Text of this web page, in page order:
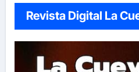
Revista Digital La